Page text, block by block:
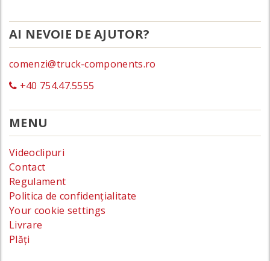
AI NEVOIE DE AJUTOR?
comenzi@truck-components.ro
+40 754.47.5555
MENU
Videoclipuri
Contact
Regulament
Politica de confidențialitate
Your cookie settings
Livrare
Plăți